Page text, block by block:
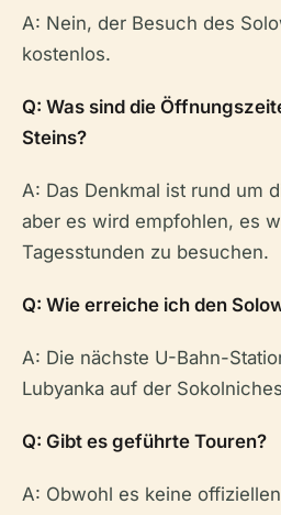
A: Nein, der Besuch des
kostenlos.
Q: Was sind die
Steins?
A: Das Denkmal ist rund um
aber es wird empfohlen, es
Tagesstunden zu besuchen.
Q: Wie erreiche ich den
A: Die nächste U-Bahn-
Lubyanka auf der
Q: Gibt es geführte Touren?
A: Obwohl es keine